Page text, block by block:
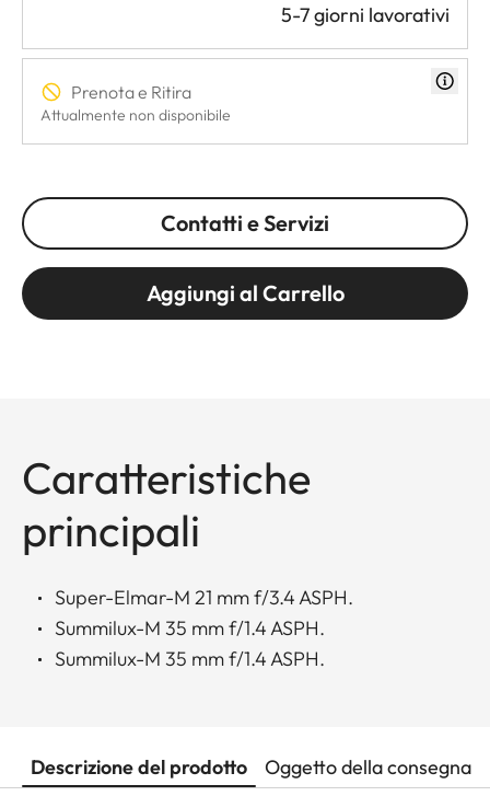
5-7 giorni lavorativi
Prenota e Ritira
Attualmente non disponibile
Contatti e Servizi
Aggiungi al Carrello
Caratteristiche
principali
Super-Elmar-M 21 mm f/3.4 ASPH.
Summilux-M 35 mm f/1.4 ASPH.
Summilux-M 35 mm f/1.4 ASPH.
Descrizione del prodotto Oggetto della consegna